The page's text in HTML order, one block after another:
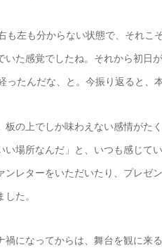
も左も分からない状態で、それこ
いた感覚でしたね。それから初日
ったんだな、と。今振り返ると、
板の上でしか味わえない感情がた
い場所なんだ」と、いつも感じて
ンレターをいただいたり、プレゼ
た。
禍になってからは、舞台を観に来